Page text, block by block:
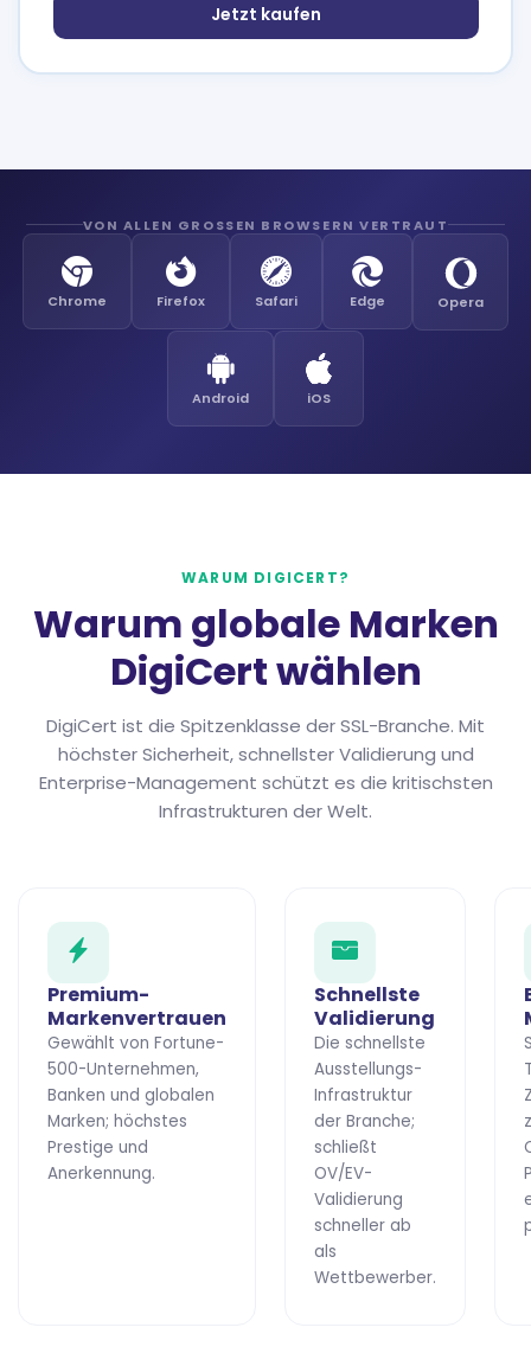
Jetzt kaufen
VON ALLEN GROSSEN BROWSERN VERTRAUT
Chrome Firefox Safari Edge Opera
Android iOS
WARUM DIGICERT?
Warum globale Marken
DigiCert wählen
DigiCert ist die Spitzenklasse der SSL-Branche. Mit
höchster Sicherheit, schnellster Validierung und
Enterprise-Management schützt es die kritischsten
Infrastrukturen der Welt.
Premium-
Markenvertrauen
Gewählt von Fortune-
500-Unternehmen,
Banken und globalen
Marken; höchstes
Prestige und
Anerkennung.
Schnellste
Validierung
Die schnellste
Ausstellungs-
Infrastruktur
der Branche;
schließt
OV/EV-
Validierung
schneller ab
als
Wettbewerber.